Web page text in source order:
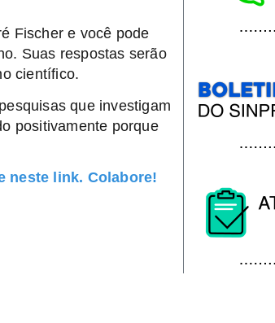
Fischer e você pode
Suas respostas serão
científico.
que investigam
positivamente porque
neste link. Colabore!